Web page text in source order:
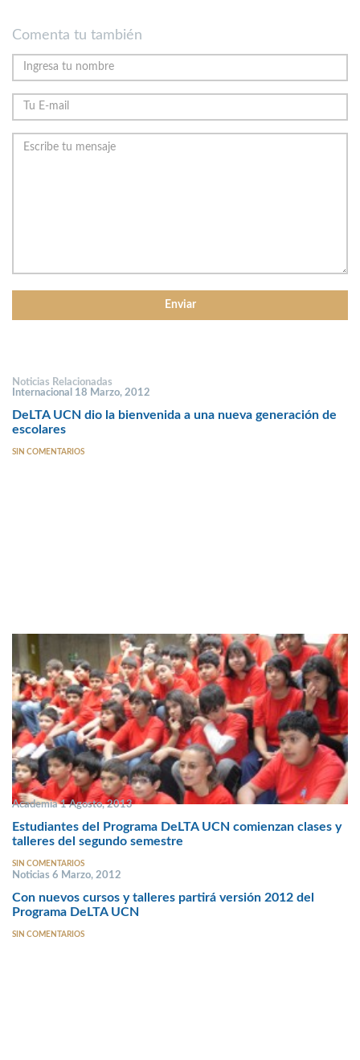
Comenta tu también
Noticias Relacionadas
Internacional 18 Marzo, 2012
DeLTA UCN dio la bienvenida a una nueva generación de
escolares
SIN COMENTARIOS
Academia 1 Agosto, 2013
Estudiantes del Programa DeLTA UCN comienzan clases y
talleres del segundo semestre
SIN COMENTARIOS
Noticias 6 Marzo, 2012
Con nuevos cursos y talleres partirá versión 2012 del
Programa DeLTA UCN
SIN COMENTARIOS